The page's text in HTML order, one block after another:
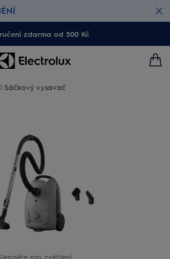
zdarma od 500 Kč
Sáčkový vysavač
pro zvětšení